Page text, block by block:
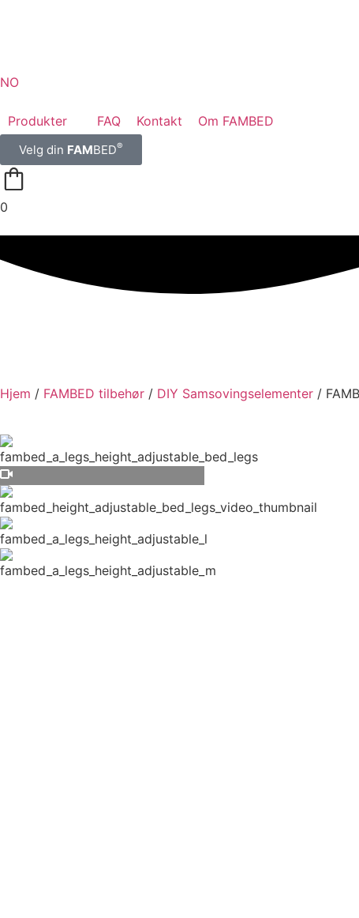
NO
Produkter FAQ Kontakt Om FAMBED
Velg din FAMBED®
0
Hjem / FAMBED tilbehør / DIY Samsovingselementer /